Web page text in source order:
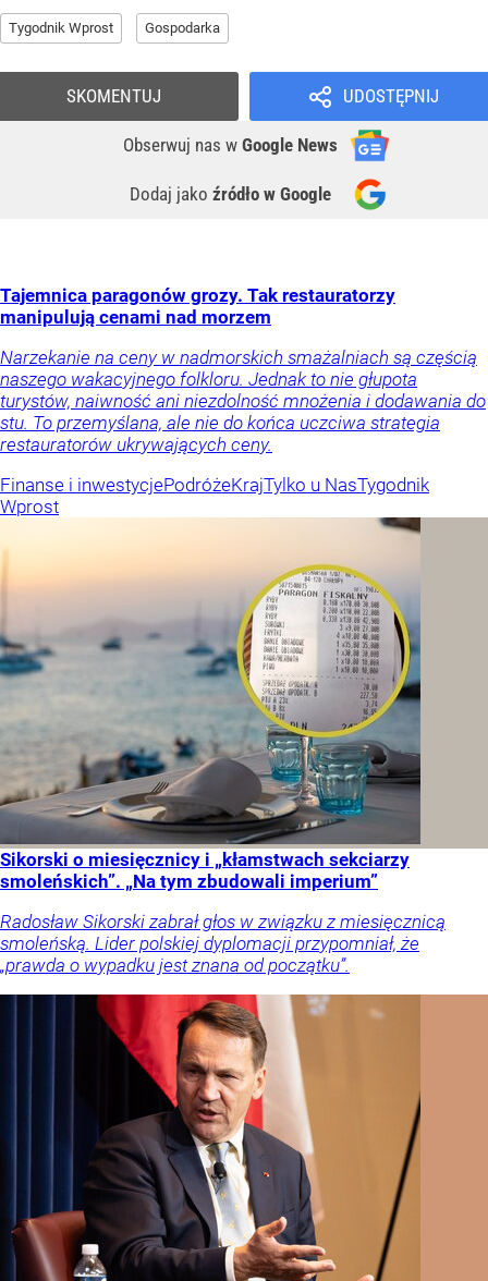
Tygodnik Wprost Gospodarka
UDOSTĘPNIJ
Obserwuj nas w Google News
Dodaj jako źródło w Google
SKOMENTUJ
Tajemnica paragonów grozy. Tak restauratorzy
manipulują cenami nad morzem
Narzekanie na ceny w nadmorskich smażalniach są częścią
naszego wakacyjnego folkloru. Jednak to nie głupota
turystów, naiwność ani niezdolność mnożenia i dodawania do
stu. To przemyślana, ale nie do końca uczciwa strategia
restauratorów ukrywających ceny.
Finanse i inwestycjePodróżeKrajTylko u NasTygodnik
Wprost
Sikorski o miesięcznicy i „kłamstwach sekciarzy
smoleńskich”. „Na tym zbudowali imperium”
Radosław Sikorski zabrał głos w związku z miesięcznicą
smoleńską. Lider polskiej dyplomacji przypomniał, że
„prawda o wypadku jest znana od początku”.